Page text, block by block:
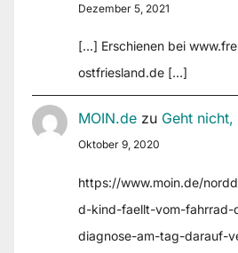
Dezember 5, 2021
[…] Erschienen bei
ostfriesland.de […]
MOIN.de zu Geht nicht,
Oktober 9, 2020
https://www.moin.de/
d-kind-faellt-vom-fahrrad-
diagnose-am-tag-darauf-